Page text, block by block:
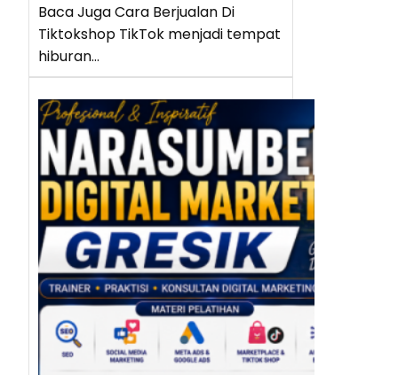
Baca Juga Cara Berjualan Di
Tiktokshop TikTok menjadi tempat
hiburan…